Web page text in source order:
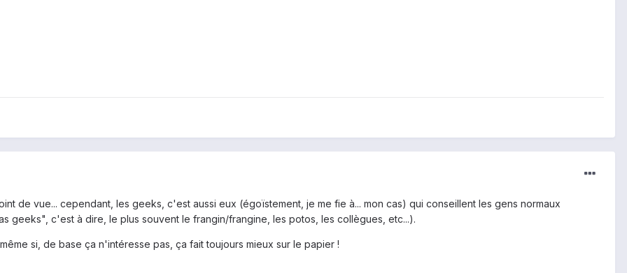
de vue... cependant, les geeks, c'est aussi eux (égoïstement, je me fie à... mon cas) qui conseillent les gens normaux
geeks", c'est à dire, le plus souvent le frangin/frangine, les potos, les collègues, etc...).
si, de base ça n'intéresse pas, ça fait toujours mieux sur le papier !